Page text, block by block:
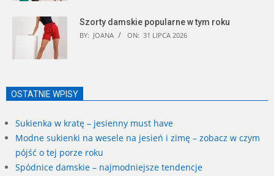
Szorty damskie popularne w tym roku
BY: JOANA ON: 31 LIPCA 2026
OSTATNIE WPISY
Sukienka w kratę – jesienny must have
Modne sukienki na wesele na jesień i zimę – zobacz w czym
pójść o tej porze roku
Spódnice damskie – najmodniejsze tendencje